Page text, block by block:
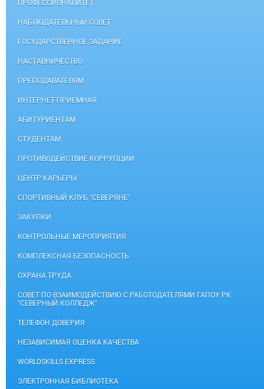
ПРОФЕССИОНАЛИТЕТ
НАБЛЮДАТЕЛЬНЫЙ СОВЕТ
ГОСУДАРСТВЕННОЕ ЗАДАНИЕ
НАСТАВНИЧЕСТВО
ПРЕПОДАВАТЕЛЯМ
ИНТЕРНЕТ-ПРИЕМНАЯ
АБИТУРИЕНТАМ
СТУДЕНТАМ
ПРОТИВОДЕЙСТВИЕ КОРРУПЦИИ
ЦЕНТР КАРЬЕРЫ
СПОРТИВНЫЙ КЛУБ "СЕВЕРЯНЕ"
ЗАКУПКИ
КОНТРОЛЬНЫЕ МЕРОПРИЯТИЯ
КОМПЛЕКСНАЯ БЕЗОПАСНОСТЬ
ОХРАНА ТРУДА
СОВЕТ ПО ВЗАИМОДЕЙСТВИЮ С РАБОТОДАТЕЛЯМИ ГАПОУ РК
"СЕВЕРНЫЙ КОЛЛЕДЖ"
ТЕЛЕФОН ДОВЕРИЯ
НЕЗАВИСИМАЯ ОЦЕНКА КАЧЕСТВА
WORLDSKILLS EXPRESS
ЭЛЕКТРОННАЯ БИБЛИОТЕКА